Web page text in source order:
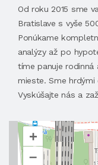
Od roku 2015 sme
Bratislave s vyše
Ponúkame
analýzy až po
tíme panuje
mieste. Sme hrdými
Vyskúšajte nás a
+
–